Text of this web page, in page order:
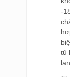
-
tủ